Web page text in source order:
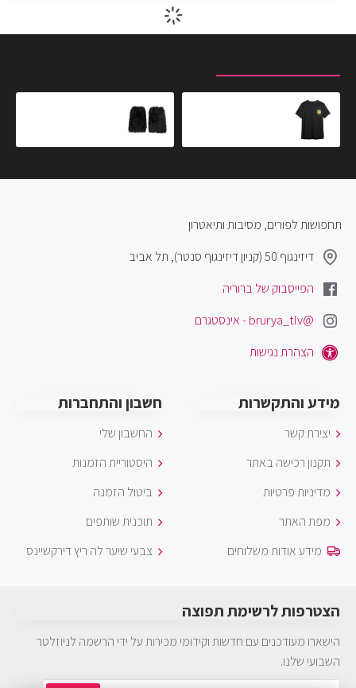
תחפושות לפורים, מסיבות ותיאטרון
דיזינגוף 50 (קניון דיזינגוף סנטר), תל אביב
הפייסבוק של ברוריה
@brurya_tlv - אינסטגרם
הצהרת נגישות
מידע והתקשרות
יצירת קשר
תקנון רכישה באתר
מדיניות פרטיות
מפת האתר
מידע אודות משלוחים
חשבון והתחברות
החשבון שלי
היסטוריית הזמנות
ביטול הזמנה
תוכנית שותפים
צבעי שיער לה ריץ דירקשיינס
הצטרפות לרשימת תפוצה
הישארו מעודכנים עם חדשות וקידומי מכירות על ידי הרשמה לניוזלטר
השבועי שלנו.